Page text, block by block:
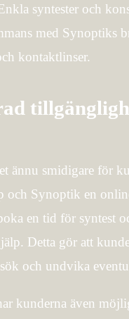
syntester och
med Synoptiks
kontaktlinser.
ännu smidigare för
och Synoptik en
en tid för syntest
Detta gör att
och undvika
kunderna även